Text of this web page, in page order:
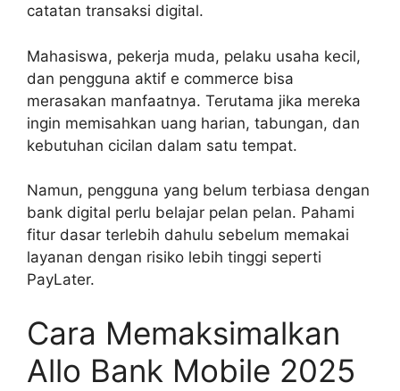
catatan transaksi digital.
Mahasiswa, pekerja muda, pelaku usaha kecil,
dan pengguna aktif e commerce bisa
merasakan manfaatnya. Terutama jika mereka
ingin memisahkan uang harian, tabungan, dan
kebutuhan cicilan dalam satu tempat.
Namun, pengguna yang belum terbiasa dengan
bank digital perlu belajar pelan pelan. Pahami
fitur dasar terlebih dahulu sebelum memakai
layanan dengan risiko lebih tinggi seperti
PayLater.
Cara Memaksimalkan
Allo Bank Mobile 2025